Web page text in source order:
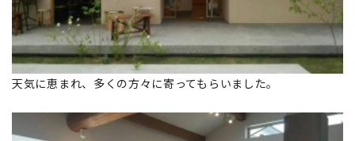
天気に恵まれ、多くの方々に寄ってもらいました。